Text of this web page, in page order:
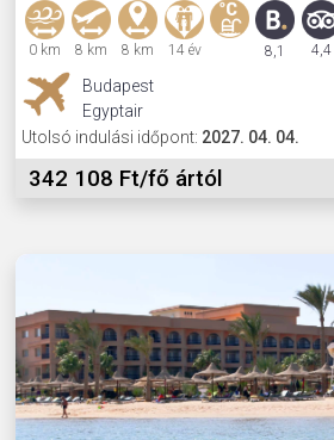
0 km 8 km 8 km 14 év 8,1 4,4
Budapest
Egyptair
Utolsó indulási időpont: 2027. 04. 04.
342 108 Ft/fő ártól